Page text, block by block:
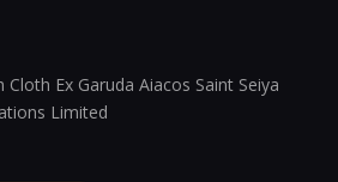
Ex Garuda Aiacos Saint Seiya
Limited